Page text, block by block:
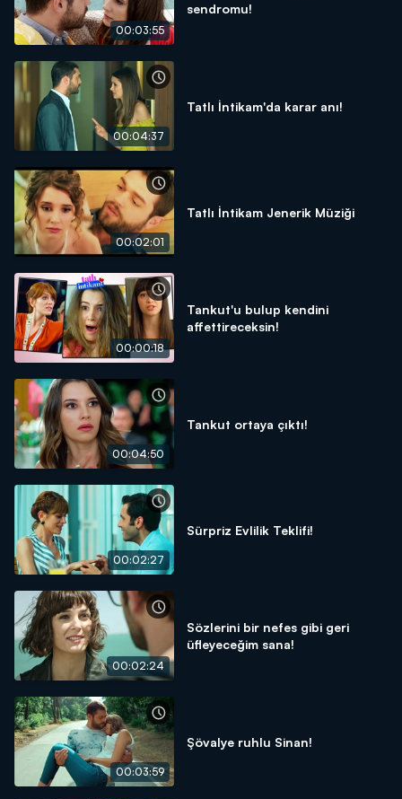
00:03:55
sendromu!
00:04:37
Tatlı İntikam'da karar anı!
00:02:01
Tatlı İntikam Jenerik Müziği
00:00:18
Tankut'u bulup kendini
affettireceksin!
00:04:50
Tankut ortaya çıktı!
00:02:27
Sürpriz Evlilik Teklifi!
00:02:24
Sözlerini bir nefes gibi geri
üfleyeceğim sana!
00:03:59
Şövalye ruhlu Sinan!